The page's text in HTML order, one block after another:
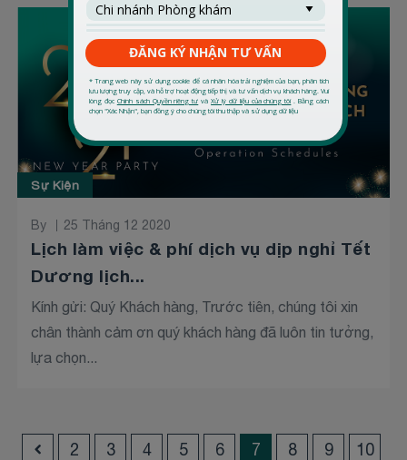
Sự Kiện
By 25 Tháng 12 2020
Lịch làm việc & phí dịch vụ dịp nghỉ Tết
Dương lịch...
Kính gửi: Quý Khách hàng, Trước tiên, chúng tôi xin
chân thành cảm ơn quý khách hàng đã luôn tin tưởng,
lựa chọn...
2 3 4 5 6 7 8 9
10